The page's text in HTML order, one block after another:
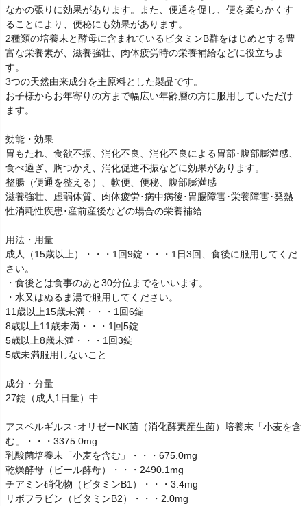
なかの張りに効果があります。また、便通を促し、便を柔らかくす
ることにより、便秘にも効果があります。
2種類の培養末と酵母に含まれているビタミンB群をはじめとする豊
富な栄養素が、滋養強壮、肉体疲労時の栄養補給などに役立ちま
す。
3つの天然由来成分を主原料とした製品です。
お子様からお年寄りの方まで幅広い年齢層の方に服用していただけ
ます。
効能・効果
胃もたれ、食欲不振、消化不良、消化不良による胃部･腹部膨満感、
食べ過ぎ、胸つかえ、消化促進不振などに効果があります。
整腸（便通を整える）、軟便、便秘、腹部膨満感
滋養強壮、虚弱体質、肉体疲労･病中病後･胃腸障害･栄養障害･発熱
性消耗性疾患･産前産後などの場合の栄養補給
用法・用量
成人（15歳以上）・・・1回9錠・・・1日3回、食後に服用してくだ
さい。
・食後とは食事のあと30分位までをいいます。
・水又はぬるま湯で服用してください。
11歳以上15歳未満・・・1回6錠
8歳以上11歳未満・・・1回5錠
5歳以上8歳未満・・・1回3錠
5歳未満服用しないこと
成分・分量
27錠（成人1日量）中
アスペルギルス･オリゼーNK菌（消化酵素産生菌）培養末「小麦を含
む」・・・3375.0mg
乳酸菌培養末「小麦を含む」・・・675.0mg
乾燥酵母（ビール酵母）・・・2490.1mg
チアミン硝化物（ビタミンB1）・・・3.4mg
リボフラビン（ビタミンB2）・・・2.0mg